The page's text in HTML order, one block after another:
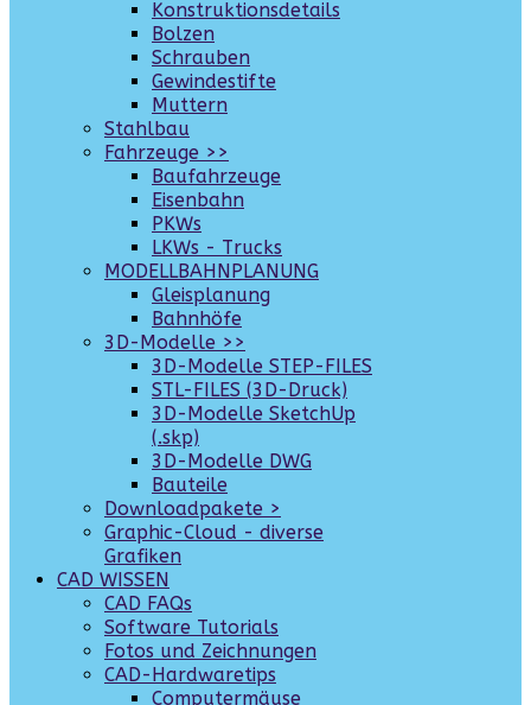
Konstruktionsdetails
Bolzen
Schrauben
Gewindestifte
Muttern
Stahlbau
Fahrzeuge >>
Baufahrzeuge
Eisenbahn
PKWs
LKWs - Trucks
MODELLBAHNPLANUNG
Gleisplanung
Bahnhöfe
3D-Modelle >>
3D-Modelle STEP-FILES
STL-FILES (3D-Druck)
3D-Modelle SketchUp
(.skp)
3D-Modelle DWG
Bauteile
Downloadpakete >
Graphic-Cloud - diverse
Grafiken
CAD WISSEN
CAD FAQs
Software Tutorials
Fotos und Zeichnungen
CAD-Hardwaretips
Computermäuse